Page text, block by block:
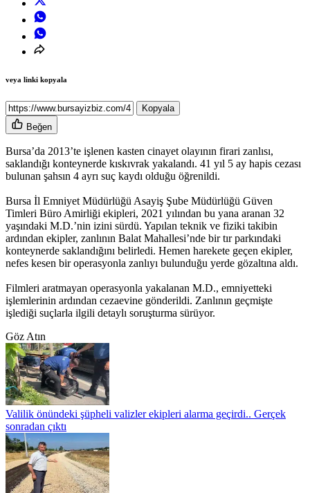
veya linki kopyala
Kopyala
Beğen
Bursa’da 2013’te işlenen kasten cinayet olayının firari zanlısı,
saklandığı konteynerde kıskıvrak yakalandı. 41 yıl 5 ay hapis cezası
bulunan şahsın 4 ayrı suç kaydı olduğu öğrenildi.
Bursa İl Emniyet Müdürlüğü Asayiş Şube Müdürlüğü Güven
Timleri Büro Amirliği ekipleri, 2021 yılından bu yana aranan 32
yaşındaki M.D.’nin izini sürdü. Yapılan teknik ve fiziki takibin
ardından ekipler, zanlının Balat Mahallesi’nde bir tır parkındaki
konteynerde saklandığını belirledi. Hemen harekete geçen ekipler,
nefes kesen bir operasyonla zanlıyı bulunduğu yerde gözaltına aldı.
Filmleri aratmayan operasyonla yakalanan M.D., emniyetteki
işlemlerinin ardından cezaevine gönderildi. Zanlının geçmişte
işlediği suçlarla ilgili detaylı soruşturma sürüyor.
Göz Atın
Valilik önündeki şüpheli valizler ekipleri alarma geçirdi.. Gerçek
sonradan çıktı